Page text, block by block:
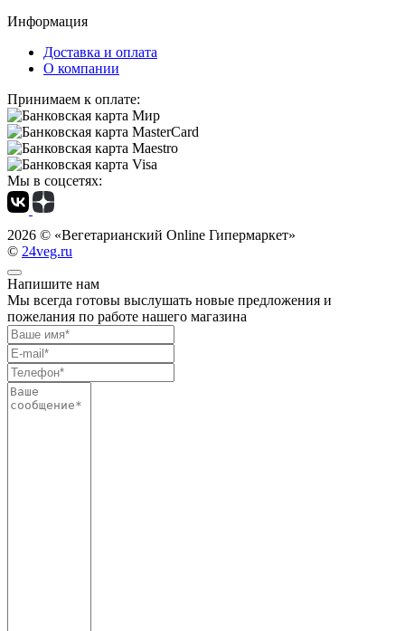
Информация
Доставка и оплата
О компании
Принимаем к оплате:
Мы в соцсетях:
2026 © «Вегетарианский Online Гипермаркет»
© 24veg.ru
Напишите нам
Мы всегда готовы выслушать новые предложения и
пожелания по работе нашего магазина